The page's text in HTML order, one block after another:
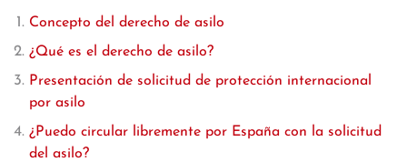
Concepto del derecho de asilo
¿Qué es el derecho de asilo?
Presentación de solicitud de protección internacional
por asilo
¿Puedo circular libremente por España con la solicitud
del asilo?